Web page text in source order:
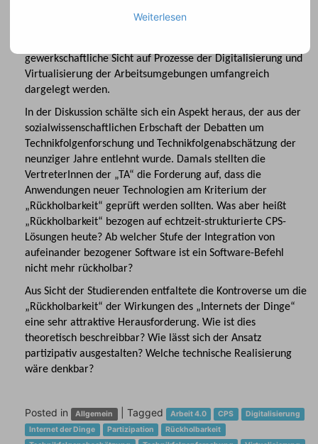
gestalten? Dieser Frage ging ein Seminar fortgeschrittener
gewerkschaftliche Sicht auf Prozesse der Digitalisierung und
Virtualisierung der Arbeitsumgebungen umfangreich
dargelegt werden.
In der Diskussion schälte sich ein Aspekt heraus, der aus der
sozialwissenschaftlichen Erbschaft der Debatten um
Technikfolgenforschung und Technikfolgenabschätzung der
neunziger Jahre entlehnt wurde. Damals stellten die
VertreterInnen der „TA“ die Forderung auf, dass die
Anwendungen neuer Technologien am Kriterium der
„Rückholbarkeit“ geprüft werden sollten. Was aber heißt
„Rückholbarkeit“ bezogen auf echtzeit-strukturierte CPS-
Lösungen heute? Ab welcher Stufe der Integration von
aufeinander bezogener Software ist ein Software-Befehl
nicht mehr rückholbar?
Aus Sicht der Studierenden entfaltete die Kontroverse um die
„Rückholbarkeit“ der Wirkungen des „Internets der Dinge“
eine sehr attraktive Herausforderung. Wie ist dies
theoretisch beschreibbar? Wie lässt sich der Ansatz
partizipativ ausgestalten? Welche technische Realisierung
wäre denkbar?
Posted in Allgemein Tagged Arbeit 4.0 CPS
Digitalisierung
Internet der Dinge
Partizipation
Rückholbarkeit
Weiterlesen